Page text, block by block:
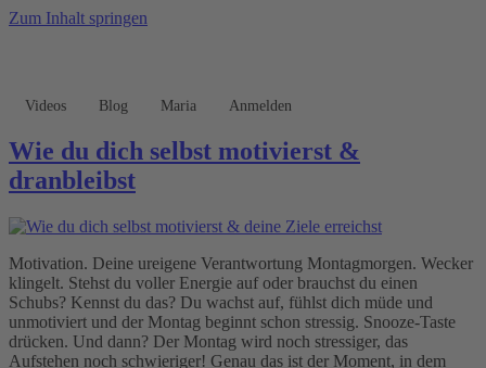
Zum Inhalt springen
Videos Blog Maria Anmelden
Wie du dich selbst motivierst &
dranbleibst
Motivation. Deine ureigene Verantwortung Montagmorgen. Wecker
klingelt. Stehst du voller Energie auf oder brauchst du einen
Schubs? Kennst du das? Du wachst auf, fühlst dich müde und
unmotiviert und der Montag beginnt schon stressig. Snooze-Taste
drücken. Und dann? Der Montag wird noch stressiger, das
Aufstehen noch schwieriger! Genau das ist der Moment, in dem